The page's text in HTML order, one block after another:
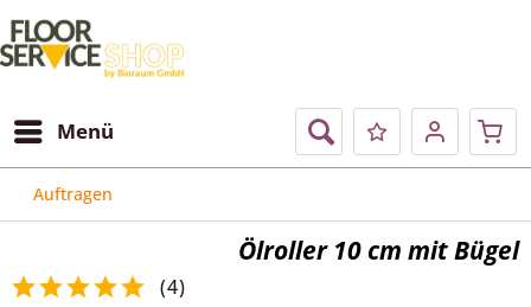
Menü
Auftragen
Ölroller 10 cm mit Bügel
(4)